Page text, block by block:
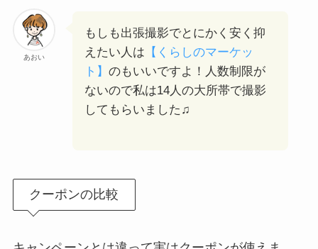
あおい
もしも出張撮影でとにかく安く抑
えたい人は 【くらしのマーケッ
ト】 のもいいですよ！人数制限が
ないので私は14人の大所帯で撮影
してもらいました♫
クーポンの比較